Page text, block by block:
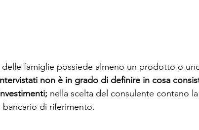
delle famiglie possiede almeno un prodotto o
non è in grado di definire in cosa
nella scelta del consulente contano
di riferimento.